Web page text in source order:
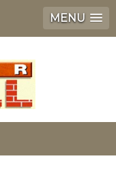
MENU